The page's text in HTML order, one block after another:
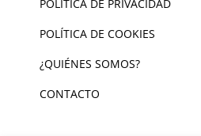
POLÍTICA DE PRIVACIDAD
POLÍTICA DE COOKIES
¿QUIÉNES SOMOS?
CONTACTO